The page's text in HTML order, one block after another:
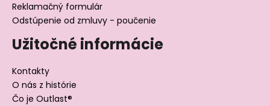
Reklamačný formulár
Odstúpenie od zmluvy - poučenie
Užitočné informácie
Kontakty
O nás z histórie
Čo je Outlast®